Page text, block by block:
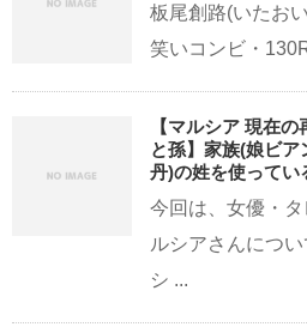
板尾創路(いたお
笑いコンビ・
【マルシア 現在
と孫】家族(娘ビ
丹)の姓を使ってい
今回は、女優・
ルシアさんにつ
シ ...